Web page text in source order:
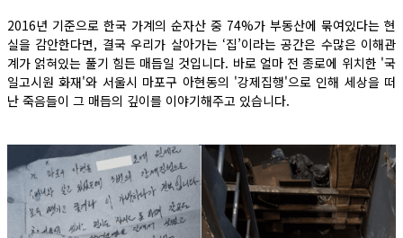
2016년 기준으로 한국 가계의 순자산 중 74%가 부동산에 묶여있다는 현
실을 감안한다면, 결국 우리가 살아가는 ‘집’이라는 공간은 수많은 이해관
계가 얽혀있는 풀기 힘든 매듭일 것입니다. 바로 얼마 전 종로에 위치한 '국
일고시원 화재'와 서울시 마포구 아현동의 '강제집행'으로 인해 세상을 떠
난 죽음들이 그 매듭의 깊이를 이야기해주고 있습니다.